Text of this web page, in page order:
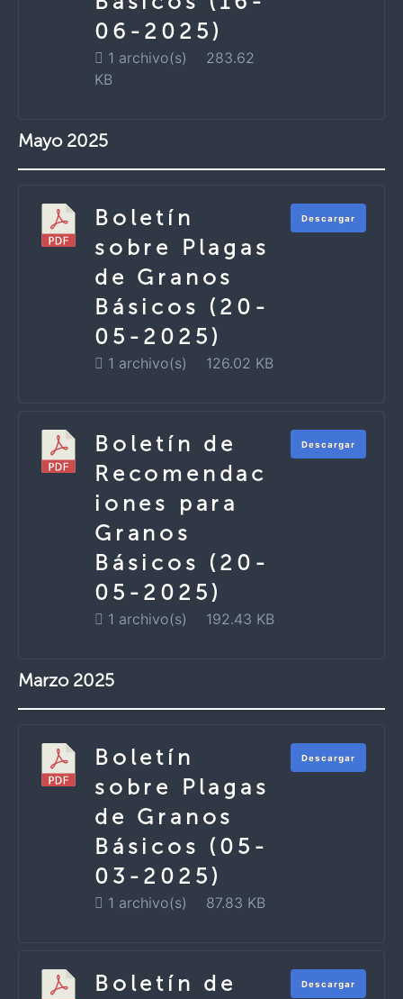
06-2025)
1 archivo(s)
283.62
KB
Mayo 2025
Boletín
sobre Plagas
de Granos
Básicos (20-
05-2025)
1 archivo(s) 126.02 KB
Descargar
Boletín de
Recomendac
iones para
Granos
Básicos (20-
05-2025)
1 archivo(s) 192.43 KB
Descargar
Marzo 2025
Boletín
sobre Plagas
de Granos
Básicos (05-
03-2025)
1 archivo(s) 87.83 KB
Descargar
Boletín de
Descargar